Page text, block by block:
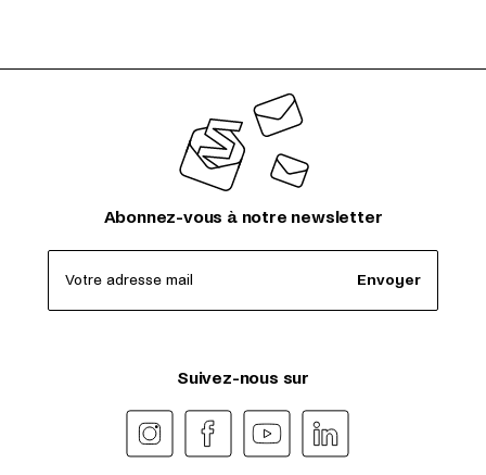
Abonnez-vous à notre newsletter
Votre adresse mail Envoyer
Suivez-nous sur